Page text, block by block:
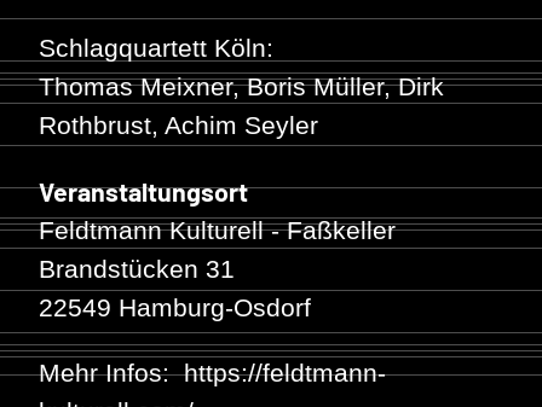
Schlagquartett Köln:
Thomas Meixner, Boris Müller, Dirk
Rothbrust, Achim Seyler
Veranstaltungsort
Feldtmann Kulturell - Faßkeller
Brandstücken 31
22549 Hamburg-Osdorf
Mehr Infos:https://feldtmann-